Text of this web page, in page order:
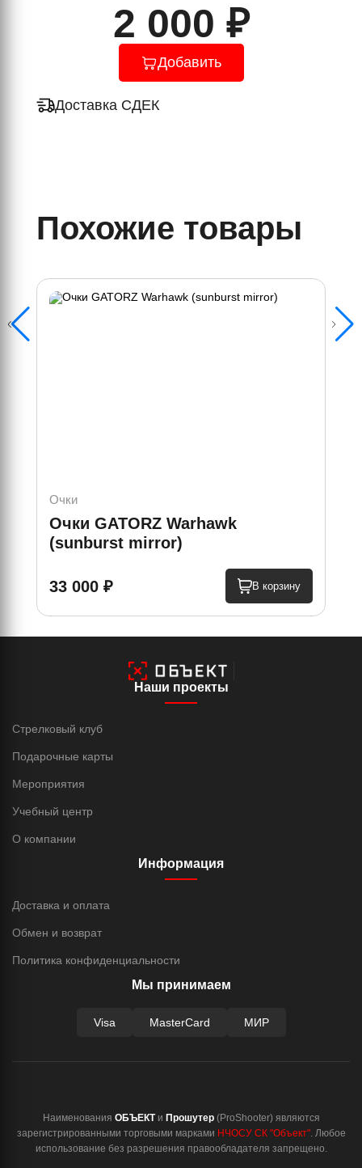
2 000 ₽
Добавить
Доставка СДЕК
Похожие товары
Очки
Очки GATORZ Warhawk
(sunburst mirror)
33 000 ₽ В корзину
Наши проекты
Стрелковый клуб
Подарочные карты
Мероприятия
Учебный центр
О компании
Информация
Доставка и оплата
Обмен и возврат
Политика конфиденциальности
Мы принимаем
Visa MasterCard МИР
Наименования ОБЪЕКТи Прошутер(ProShooter) являются
зарегистрированными торговыми марками НЧОСУ СК "Объект". Любое
использование без разрешения правообладателя запрещено.